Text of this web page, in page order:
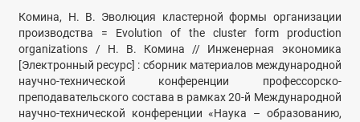
Комина, Н. В. Эволюция кластерной формы организации
производства = Evolution of the cluster form production
organizations / Н. В. Комина // Инженерная экономика
[Электронный ресурс] : сборник материалов международной
научно-технической конференции профессорско-
преподавательского состава в рамках 20-й Международной
научно-технической конференции «Наука – образованию,